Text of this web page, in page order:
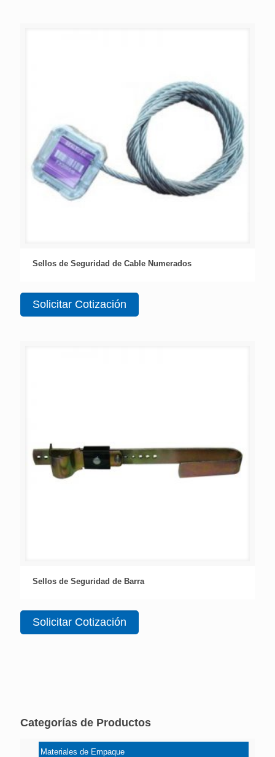
Sellos de Seguridad de Cable Numerados
Solicitar Cotización
Sellos de Seguridad de Barra
Solicitar Cotización
Categorías de Productos
Materiales de Empaque